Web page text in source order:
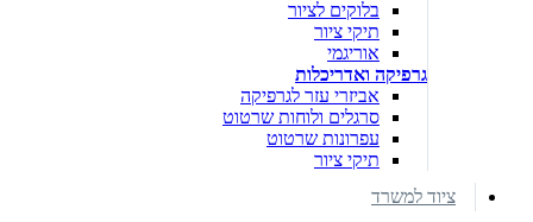
בלוקים לציור
תיקי ציור
אוריגמי
גרפיקה ואדריכלות
אביזרי עזר לגרפיקה
סרגלים ולוחות שרטוט
עפרונות שרטוט
תיקי ציור
ציוד למשרד